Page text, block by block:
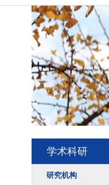
学术科研
研究机构